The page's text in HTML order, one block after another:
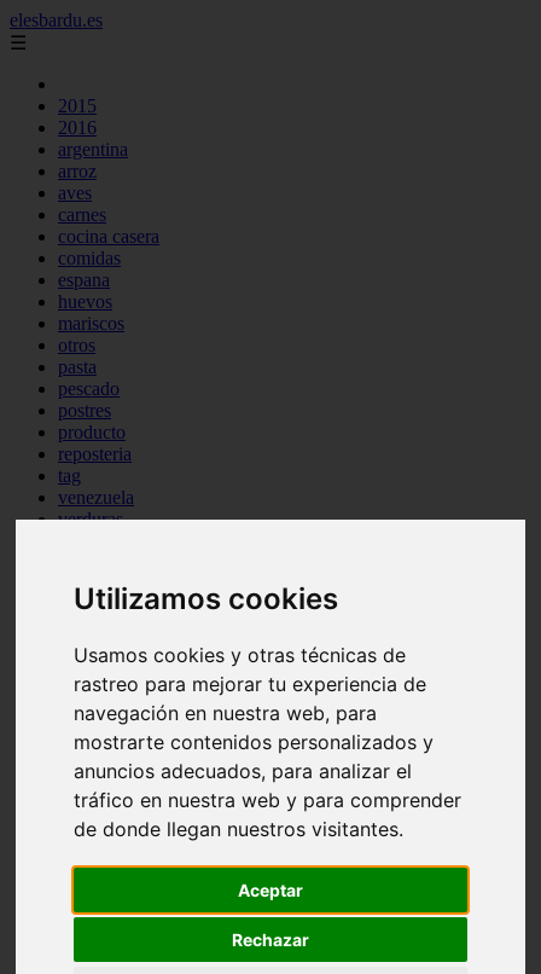
Utilizamos cookies
Usamos cookies y otras técnicas de
rastreo para mejorar tu experiencia de
navegación en nuestra web, para
mostrarte contenidos personalizados y
anuncios adecuados, para analizar el
tráfico en nuestra web y para comprender
de donde llegan nuestros visitantes.
Aceptar
Rechazar
elesbardu.es
☰
2015
2016
argentina
arroz
aves
carnes
cocina casera
comidas
espana
huevos
mariscos
otros
pasta
pescado
postres
producto
reposteria
tag
venezuela
verduras
Teruel - sarrión
Cádiz - algodonales
Madrid - madrid
Asturias - oviedo
Cádiz - el-puerto-de-santa-maría
Asturias - aller
álava - vitoria-gasteiz
Málaga - marbella
Zaragoza - zaragoza
Barcelona - barcelona
Valencia - valencia
Toledo - seseña
Cantabria - val-de-san-vicente